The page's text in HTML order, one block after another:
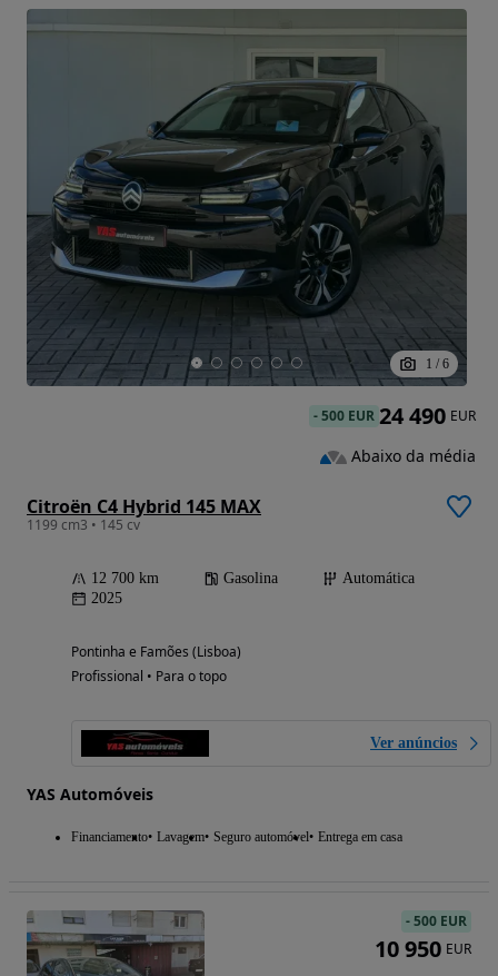
1 / 6
Citroën C4 Hybrid 145 MAX
1199 cm3 • 145 cv
12 700 km Gasolina
Automática
2025
Pontinha e Famões (Lisboa)
Profissional • Para o topo
Ver anúncios
YAS Automóveis
Financiamento Lavagem Seguro automóvel Entrega em casa
-500 EUR 24 490 EUR
Abaixo da média
-500 EUR
10 950 EUR